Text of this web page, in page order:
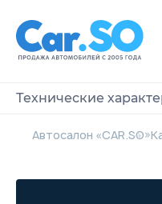
Технические
Автосалон «CAR.SO»